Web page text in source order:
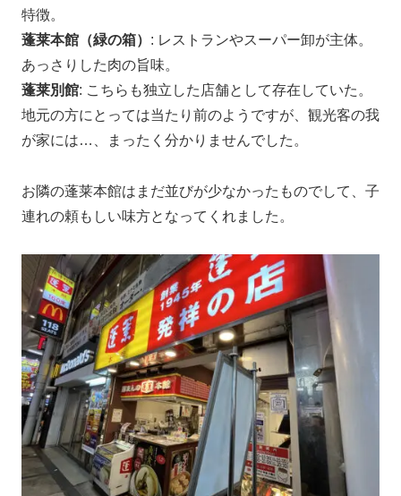
特徴。
蓬莱本館（緑の箱） : レストランやスーパー卸が主体。
あっさりした肉の旨味。
蓬莱別館: こちらも独立した店舗として存在していた。
地元の方にとっては当たり前のようですが、観光客の我
が家には…、まったく分かりませんでした。
お隣の蓬莱本館はまだ並びが少なかったものでして、子
連れの頼もしい味方となってくれました。